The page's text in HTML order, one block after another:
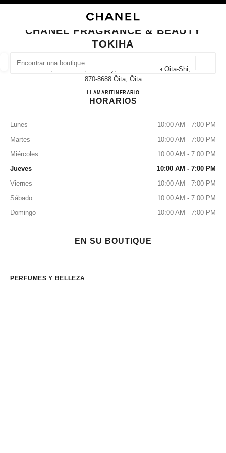
BUSCAR UNA BOUTIQUE
las sugerencias se muestran debajo de esta barra de búsqueda
0 Sugerencias disponibles
CERRAR TARJETA DE BOUTIQUE CHANEL FRAGRANCE & BEAUTY
CHANEL FRAGRANCE & BEAUTY
TOKIHA
2-1-4, Fuchi-Cho, Oita City, Oita Prefecture Oita-Shi,
870-8688 Ōita, Ōita
LLAMAR097-532-4390
ITINERARIOCHANEL FRAGRANCE &
HORARIOS
Lunes
10:00 AM - 7:00 PM
Martes
10:00 AM - 7:00 PM
Miércoles
10:00 AM - 7:00 PM
Jueves
10:00 AM - 7:00 PM
Viernes
10:00 AM - 7:00 PM
Sábado
10:00 AM - 7:00 PM
Domingo
10:00 AM - 7:00 PM
EN SU BOUTIQUE
PERFUMES Y BELLEZA
RELOJERÍA Y JOYERÍA